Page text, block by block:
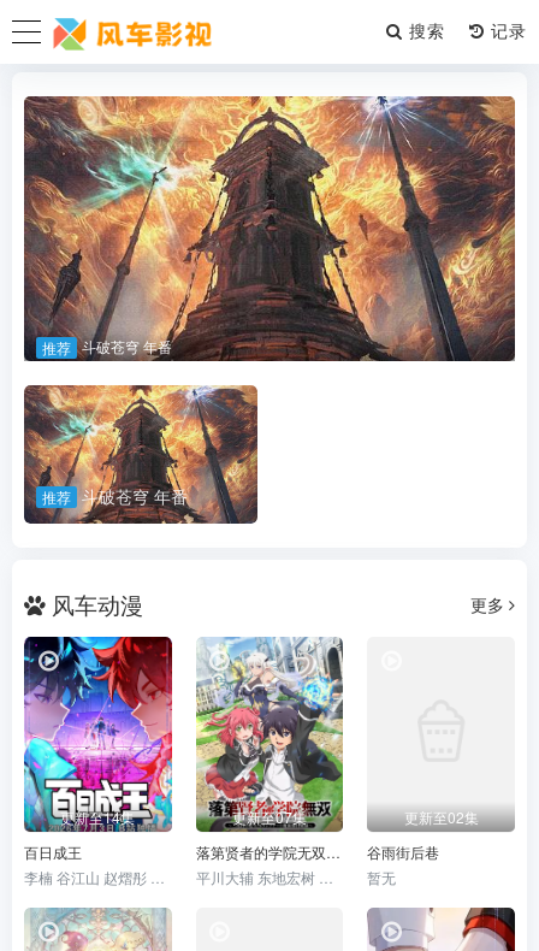
搜索
推荐 斗破苍穹 年番
推荐 斗破苍穹 年番
风车动漫 更多
更新至14集
百日成王
更新至07集
落第贤者的学院无双第二回转生，S等级作弊魔术师冒险记
更新至02集
谷雨街后巷
暂无